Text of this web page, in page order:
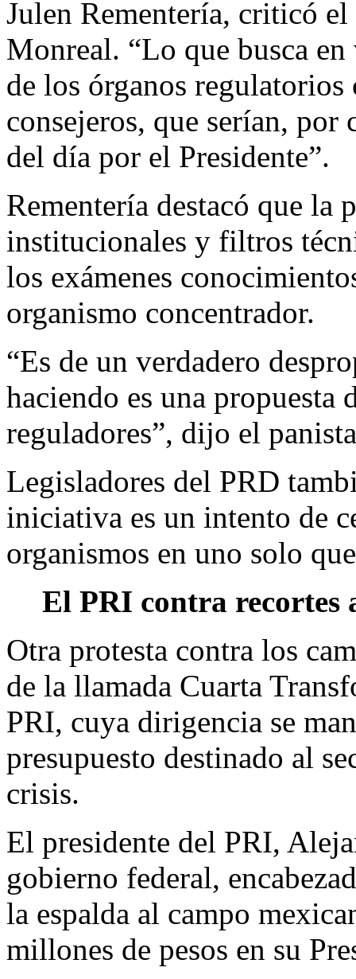
Julen Rementería, criticó
Monreal. “Lo que busca
de los órganos
consejeros, que serían,
del día por el Presidente”.
Rementería destacó que la
institucionales y filtros
los exámenes
organismo concentrador.
“Es de un verdadero
haciendo es una propuesta
reguladores”, dijo el
Legisladores del PRD
iniciativa es un intento de
organismos en uno solo
El PRI contra recortes
Otra protesta contra los
de la llamada Cuarta
PRI, cuya dirigencia se
presupuesto destinado al
crisis.
El presidente del PRI,
gobierno federal,
la espalda al campo
millones de pesos en su